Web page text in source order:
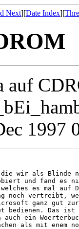
Next][Date Index][
auf
1997
die wir als Blinde
und fand
es mal auf
noch vertreibt,
ganz gut
bedienen. Das
auch ein
als mit enem